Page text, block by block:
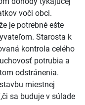
voči obci.
je potrebné ešte
Starosta k
kontrola celého
potrubia a
odstránenia.
miestnej
sa buduje v súlade